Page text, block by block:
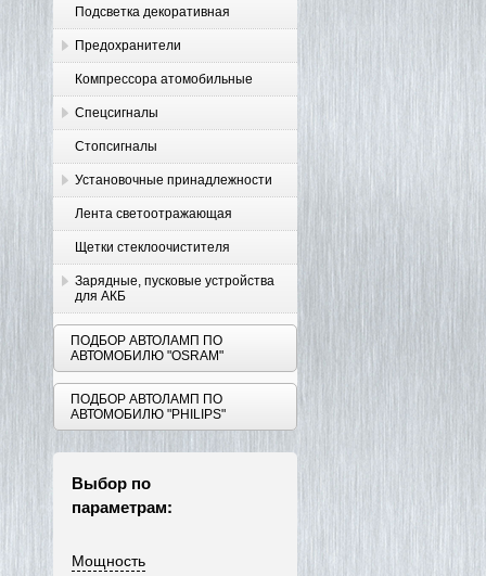
Подсветка декоративная
Предохранители
Компрессора атомобильные
Спецсигналы
Стопсигналы
Установочные принадлежности
Лента светоотражающая
Щетки стеклоочистителя
Зарядные, пусковые устройства
для АКБ
ПОДБОР АВТОЛАМП ПО
АВТОМОБИЛЮ "OSRAM"
ПОДБОР АВТОЛАМП ПО
АВТОМОБИЛЮ "PHILIPS"
Выбор по
параметрам:
Мощность